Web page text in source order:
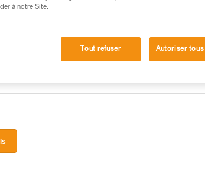
en toute sécurité, avant de la
Il peut en exister d’autres que
à notre Site.
Tout refuser Autoriser